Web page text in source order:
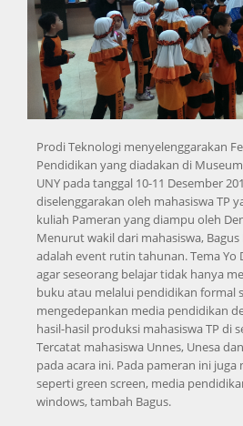
Prodi Teknologi menyelenggarakan
Pendidikan yang diadakan di
UNY pada tanggal 10-11 Desember
diselenggarakan oleh mahasiswa TP
kuliah Pameran yang diampu oleh
Menurut wakil dari mahasiswa,
adalah event rutin tahunan. Tema Yo
agar seseorang belajar tidak hanya
buku atau melalui pendidikan formal
mengedepankan media pendidikan
hasil-hasil produksi mahasiswa TP di
Tercatat mahasiswa Unnes, Unesa
pada acara ini. Pada pameran ini
seperti green screen, media
windows, tambah Bagus.